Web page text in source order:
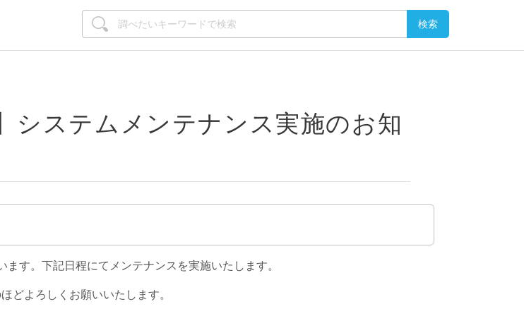
ステムメンテナンス実施のお知
す。下記日程にてメンテナンスを実施いたします。
どよろしくお願いいたします。